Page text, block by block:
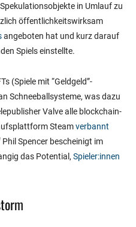
in Umlauf zu
öffentlichkeitswirksam
angeboten hat und kurz darauf
Spiels einstellte.
(Spiele mit “Geldgeld”-
Schneeballsysteme, was dazu
Valve alle blockchain-
Steamverbannt
Spencer bescheinigt im
das Potential, Spieler:innen